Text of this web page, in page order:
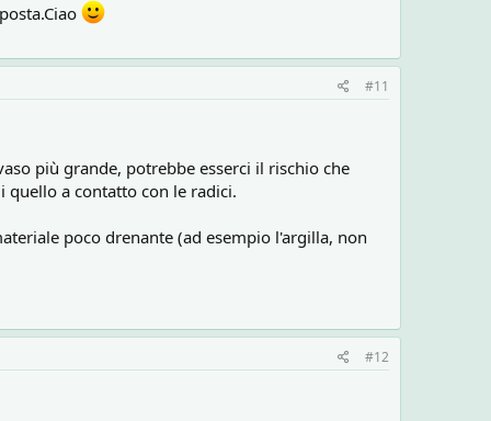
#11
più grande, potrebbe esserci il rischio che
quello a contatto con le radici.
poco drenante (ad esempio l'argilla, non
#12